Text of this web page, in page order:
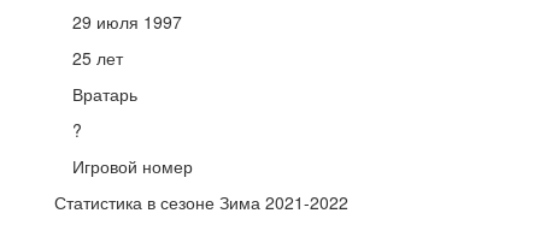
29 июля 1997
25 лет
Вратарь
?
Игровой номер
Статистика в сезоне Зима 2021-2022